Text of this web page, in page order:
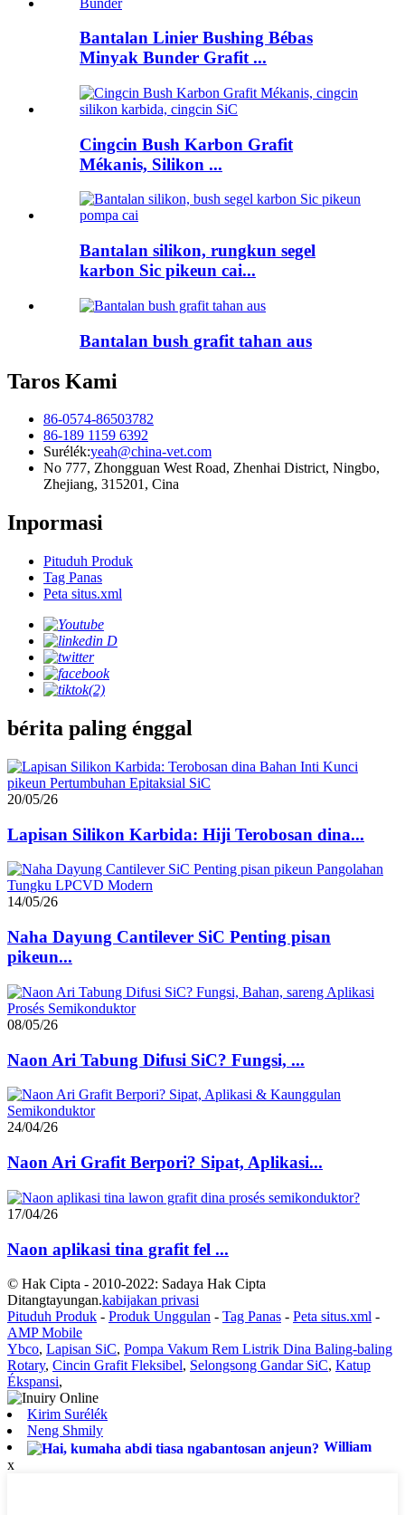
Bantalan Linier Bushing Bébas
Minyak Bunder Grafit ...
Cingcin Bush Karbon Grafit
Mékanis, Silikon ...
Bantalan silikon, rungkun segel
karbon Sic pikeun cai...
Bantalan bush grafit tahan aus
Taros Kami
86-0574-86503782
86-189 1159 6392
Surélék:yeah@china-vet.com
No 777, Zhongguan West Road, Zhenhai District, Ningbo,
Zhejiang, 315201, Cina
Inpormasi
Pituduh Produk
Tag Panas
Peta situs.xml
bérita paling énggal
20/05/26
Lapisan Silikon Karbida: Hiji Terobosan dina...
14/05/26
Naha Dayung Cantilever SiC Penting pisan
pikeun...
08/05/26
Naon Ari Tabung Difusi SiC? Fungsi, ...
24/04/26
Naon Ari Grafit Berpori? Sipat, Aplikasi...
17/04/26
Naon aplikasi tina grafit fel ...
© Hak Cipta - 2010-2022: Sadaya Hak Cipta
Ditangtayungan.kabijakan privasi
Pituduh Produk - Produk Unggulan - Tag Panas - Peta situs.xml -
AMP Mobile
Ybco, Lapisan SiC, Pompa Vakum Rem Listrik Dina Baling-baling
Rotary, Cincin Grafit Fleksibel, Selongsong Gandar SiC, Katup
Ékspansi,
Kirim Surélék
Neng Shmily
William
x